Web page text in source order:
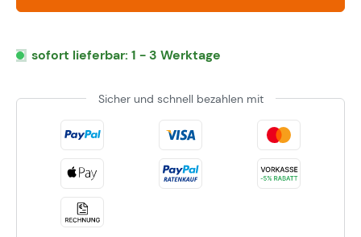
sofort lieferbar: 1 - 3 Werktage
Sicher und schnell bezahlen mit